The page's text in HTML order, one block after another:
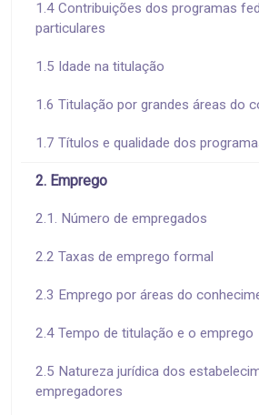
1.4 Contribuições dos programas
particulares
1.5 Idade na titulação
1.6 Titulação por grandes áreas do
1.7 Títulos e qualidade dos
2. Emprego
2.1. Número de empregados
2.2 Taxas de emprego formal
2.3 Emprego por áreas do
2.4 Tempo de titulação e o emprego
2.5 Natureza jurídica dos
empregadores